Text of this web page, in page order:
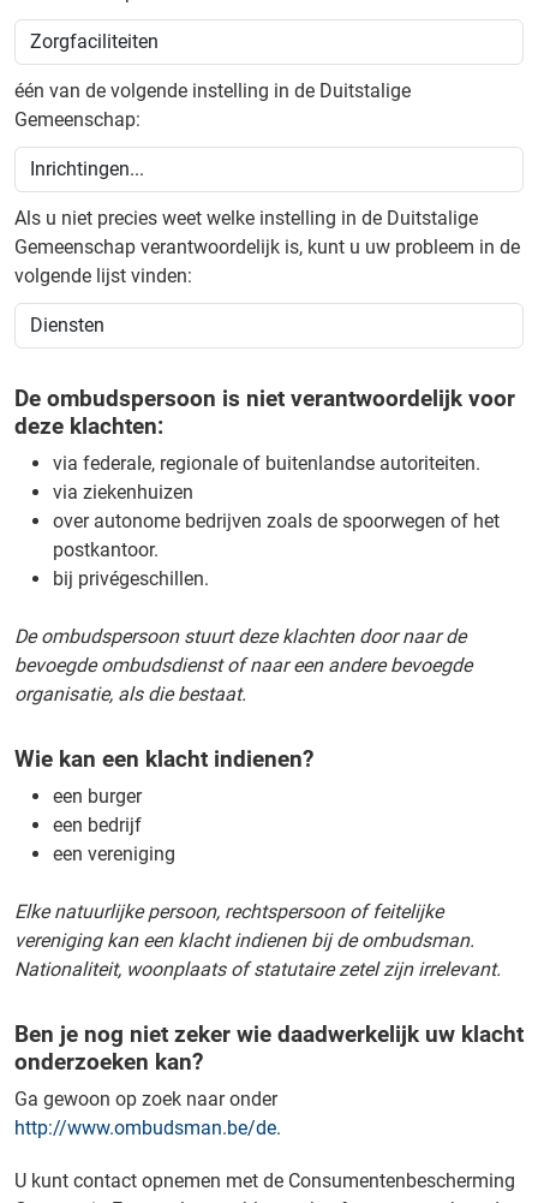
één van de volgende instelling in de Duitstalige
Gemeenschap:
Als u niet precies weet welke instelling in de Duitstalige
Gemeenschap verantwoordelijk is, kunt u uw probleem in de
volgende lijst vinden:
De ombudspersoon is niet verantwoordelijk voor
deze klachten:
via federale, regionale of buitenlandse autoriteiten.
via ziekenhuizen
over autonome bedrijven zoals de spoorwegen of het
postkantoor.
bij privégeschillen.
De ombudspersoon stuurt deze klachten door naar de
bevoegde ombudsdienst of naar een andere bevoegde
organisatie, als die bestaat.
Wie kan een klacht indienen?
een burger
een bedrijf
een vereniging
Elke natuurlijke persoon, rechtspersoon of feitelijke
vereniging kan een klacht indienen bij de ombudsman.
Nationaliteit, woonplaats of statutaire zetel zijn irrelevant.
Ben je nog niet zeker wie daadwerkelijk uw klacht
onderzoeken kan?
Ga gewoon op zoek naar onder
http://www.ombudsman.be/de.
U kunt contact opnemen met de Consumentenbescherming